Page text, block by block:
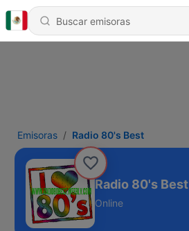
Emisoras Radio 80's Best
Radio 80's Best
Online